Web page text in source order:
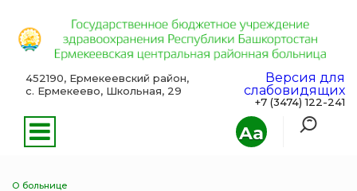
Aa
452190, Ермекеевский район,
с. Ермекеево, Школьная, 29
Версия для
слабовидящих
+7 (3474) 122-241
О больнице